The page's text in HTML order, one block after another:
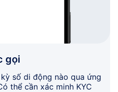
gọi
số di động nào qua ứng
thể cần xác minh KYC